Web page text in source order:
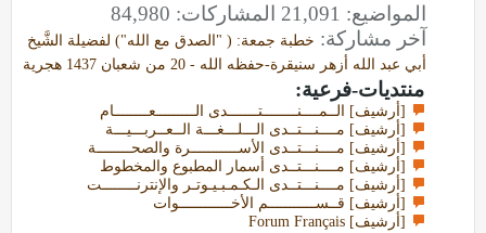
المواضيع: 21,091 المشاركات: 84,980
آخر مشاركة: خطبة جمعة: ( "الصدق مع الله") لفضيلة الشَّيخ
أبي عبد الله أزهر سنيقرة-حفظه الله - 20 من شعبان 1437 هجرية
منتديات-فرعية:
[أرشيف] الــمــــنــــــــتـــــــدى الـــــــــعــــــــام
[أرشيف] مــــنـــتــدى الـــلـــغـــة الــعــربـــيـــة
[أرشيف] مــــنـــتــدى الأســـــــــــرة والصحــــــــة
[أرشيف] مــــنـــتــدى أسمار المطبوع والمخطوط
[أرشيف] مــــنـــتــدى الـكـمـبـيـوتـر والإنترنــــــــت
[أرشيف] قــســـــــــــم الأخــــــــــــوات
[أرشيف] Forum Français